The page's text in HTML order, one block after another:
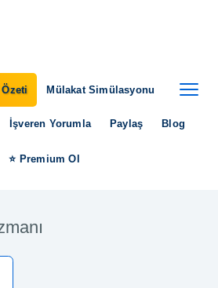
Mülakat Simülasyonu
İşveren Yorumla Paylaş Blog
⭐ Premium Ol